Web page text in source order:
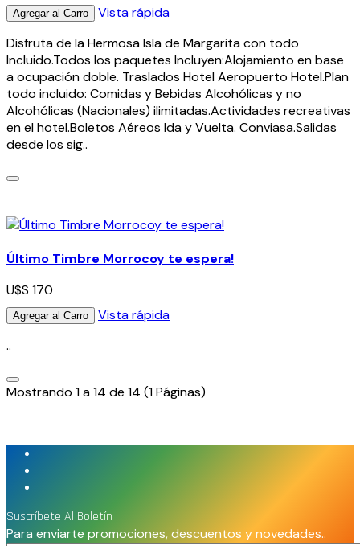
Agregar al Carro
Vista rápida
Disfruta de la Hermosa Isla de Margarita con todo
Incluido.Todos los paquetes Incluyen:Alojamiento en base
a ocupación doble. Traslados Hotel Aeropuerto Hotel.Plan
todo incluido: Comidas y Bebidas Alcohólicas y no
Alcohólicas (Nacionales) ilimitadas.Actividades recreativas
en el hotel.Boletos Aéreos Ida y Vuelta. Conviasa.Salidas
desde los sig..
Último Timbre Morrocoy te espera!
U$S 170
Agregar al Carro
Vista rápida
..
Mostrando 1 a 14 de 14 (1 Páginas)
Suscríbete Al Boletín
Para enviarte promociones, descuentos y novedades..